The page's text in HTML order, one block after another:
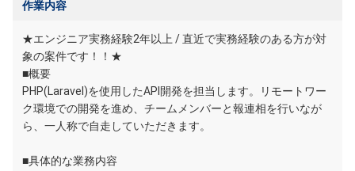
作業内容
★エンジニア実務経験2年以上 / 直近で実務経験のある方が対
象の案件です！！★
■概要
PHP(Laravel)を使用したAPI開発を担当します。リモートワー
ク環境での開発を進め、チームメンバーと報連相を行いなが
ら、一人称で自走していただきます。
■具体的な業務内容